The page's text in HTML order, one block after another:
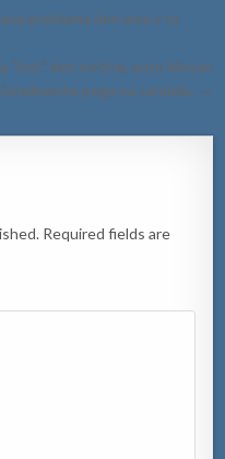
problema den awa y ta
“hot” den noticia, auto Nissan
pega na candela. →
Required fields are